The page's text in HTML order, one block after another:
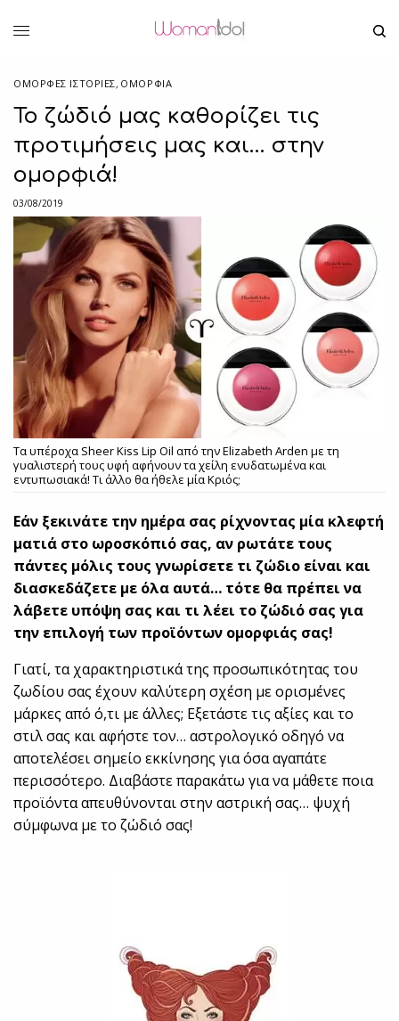
ΌΜΟΡΦΕΣ ΙΣΤΟΡΊΕΣ, ΟΜΟΡΦΙΑ
Το ζώδιό μας καθορίζει τις
προτιμήσεις μας και… στην
ομορφιά!
03/08/2019
Τα υπέροχα Sheer Kiss Lip Oil από την Elizabeth Arden με τη
γυαλιστερή τους υφή αφήνουν τα χείλη ενυδατωμένα και
εντυπωσιακά! Τι άλλο θα ήθελε μία Κριός;
Εάν ξεκινάτε την ημέρα σας ρίχνοντας μία κλεφτή
ματιά στο ωροσκόπιό σας, αν ρωτάτε τους
πάντες μόλις τους γνωρίσετε τι ζώδιο είναι και
διασκεδάζετε με όλα αυτά… τότε θα πρέπει να
λάβετε υπόψη σας και τι λέει το ζώδιό σας για
την επιλογή των προϊόντων ομορφιάς σας!
Γιατί, τα χαρακτηριστικά της προσωπικότητας του
ζωδίου σας έχουν καλύτερη σχέση με ορισμένες
μάρκες από ό,τι με άλλες; Εξετάστε τις αξίες και το
στιλ σας και αφήστε τον… αστρολογικό οδηγό να
αποτελέσει σημείο εκκίνησης για όσα αγαπάτε
περισσότερο. Διαβάστε παρακάτω για να μάθετε ποια
προϊόντα απευθύνονται στην αστρική σας… ψυχή
σύμφωνα με το ζώδιό σας!